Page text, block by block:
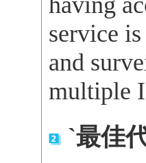
service
and
multiple
`最佳